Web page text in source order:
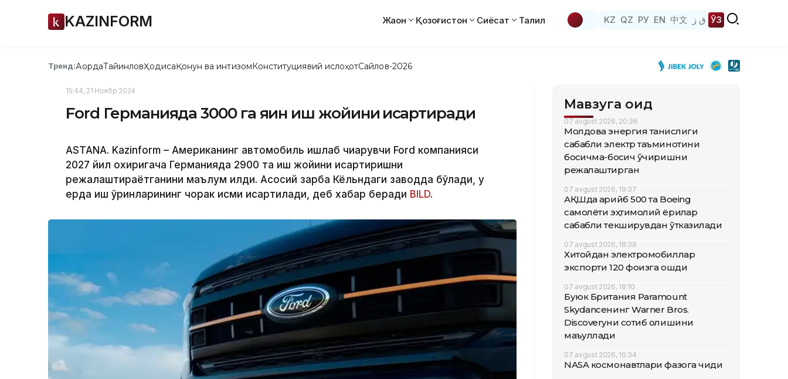
KAZINFORM Жаҳон Қозоғистон Сиёсат Таҳлил KZ QZ РУ EN 中文 ق ز ЎЗ
Тренд:АқордаТайинловҲодисаҚонун ва интизомКонституциявий ислоҳотСайлов-2026
15:44, 21 Ноябр 2024
Ford Германияда 3000 га яқин иш жойини қисқартиради
ASTANA. Kazinform – Американинг автомобиль ишлаб чиқарувчи Ford компанияси
2027 йил охиригача Германияда 2900 та иш жойини қисқартиришни
режалаштираётганини маълум қилди. Асосий зарба Кёльндаги заводда бўлади, у
ерда иш ўринларининг чорак қисми қисқартилади, деб хабар беради BILD.
Мавзуга оид
07 avgust 2026, 20:36
Молдова энергия танқислиги
сабабли электр таъминотини
босқичма-босқич ўчиришни
режалаштирган
07 avgust 2026, 19:37
АҚШда қарийб 500 та Boeing
самолёти эҳтимолий ёриқлар
сабабли текширувдан ўтказилади
07 avgust 2026, 18:38
Хитойдан электромобиллар
экспорти 120 фоизга ошди
07 avgust 2026, 18:10
Буюк Британия Paramount
Skydanceнинг Warner Bros.
Discoveryни сотиб олишини
маъқуллади
07 avgust 2026, 16:34
NASA космонавтлари фазога чиқди